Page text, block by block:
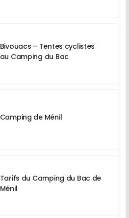
Bivouacs – Tentes cyclistes
au Camping du Bac
Camping de Ménil
Tarifs du Camping du Bac de
Ménil